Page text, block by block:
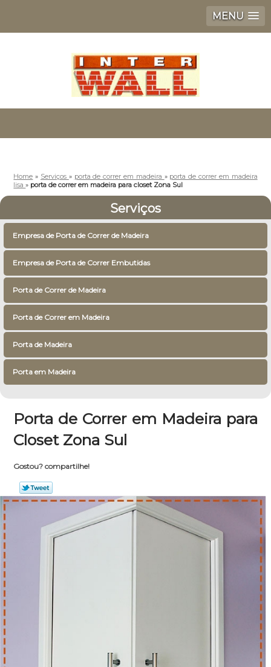
MENU
Home » Serviços » porta de correr em madeira » porta de correr em madeira
lisa» porta de correr em madeira para closet Zona Sul
Serviços
Empresa de Porta de Correr de Madeira
Empresa de Porta de Correr Embutidas
Porta de Correr de Madeira
Porta de Correr em Madeira
Porta de Madeira
Porta em Madeira
Porta de Correr em Madeira para
Closet Zona Sul
Gostou? compartilhe!